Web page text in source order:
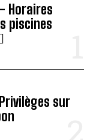
– Horaires
piscines
sur